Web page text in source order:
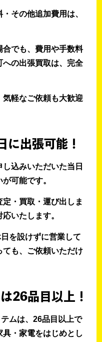
その他追加費用は、
合でも、費用や手数料
の出張買取は、完全
気軽なご依頼も大歓迎
に出張可能！
込みいただいた当日
可能です。
・買取・運び出しま
いたします。
を設けずに営業して
ても、ご依頼いただけ
26品目以上！
ムは、26品目以上で
・家電をはじめとし